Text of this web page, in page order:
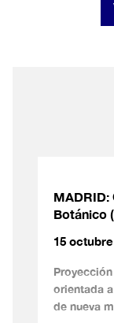
MADRID:
Botánico
15 octubre
orientada
de nueva